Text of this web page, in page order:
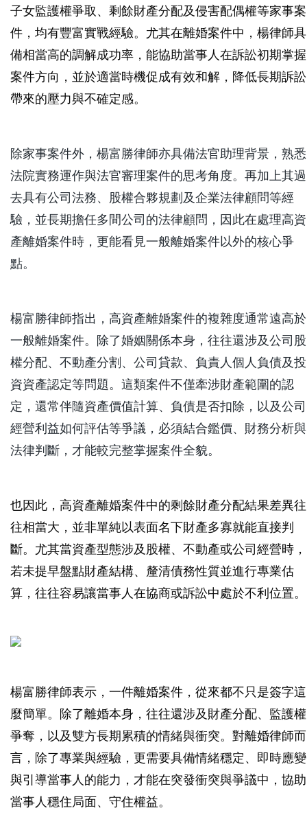
子女監護權爭取、剩餘財產分配及侵害配偶權等家事案
件，均有豐富實戰經驗。尤其在離婚案件中，楊律師具
備相當高的調解成功率，能協助當事人在訴訟初期掌握
案件方向，並於適當時機促成有效和解，降低長期訴訟
帶來的壓力與不確定感。
除家事案件外，楊富勝律師亦具備法官助理背景，熟悉
法院實務運作與法官審理案件的思考角度。再加上其過
去具有公司法務、股權合夥規劃及企業法律顧問等經
驗，並長期擔任多間公司的法律顧問，因此在處理高資
產離婚案件時，更能看見一般離婚案件以外的核心爭
點。
楊富勝律師指出，高資產離婚案件的複雜度通常遠高於
一般離婚案件。除了婚姻關係本身，往往還涉及公司股
權分配、不動產分割、公司貸款、負責人個人負債及投
資資產認定等問題。這類案件不僅牽涉財產範圍的認
定，還常伴隨資產價值計算、負債是否扣除，以及公司
經營利益如何評估等爭議，必須結合鑑價、財務分析與
法律判斷，才能較完整掌握案件全貌。
也因此，高資產離婚案件中的剩餘財產分配結果差異往
往相當大，並非單純以表面名下財產多寡就能直接判
斷。尤其當資產型態涉及股權、不動產或公司經營時，
若未提早盤點財產結構、釐清債務性質並進行專業估
算，往往容易讓當事人在協商或訴訟中處於不利位置。
楊富勝律師表示，一件離婚案件，從來都不只是簽字這
麼簡單。除了離婚本身，往往還涉及財產分配、監護權
爭奪，以及雙方長期累積的情緒與衝突。對離婚律師而
言，除了專業與經驗，更需要具備情緒穩定、即時應變
與引導當事人的能力，才能在突發衝突與爭議中，協助
當事人穩住局面、守住權益。